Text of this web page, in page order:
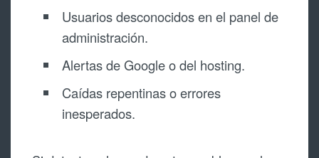
Usuarios desconocidos en el panel de
administración.
Alertas de Google o del hosting.
Caídas repentinas o errores
inesperados.